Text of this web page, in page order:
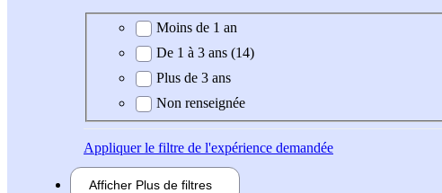
Expérience demandée
Moins de 1 an
De 1 à 3 ans (14)
Plus de 3 ans
Non renseignée
Appliquerle filtre de l'expérience demandée
Afficher Plus de filtres